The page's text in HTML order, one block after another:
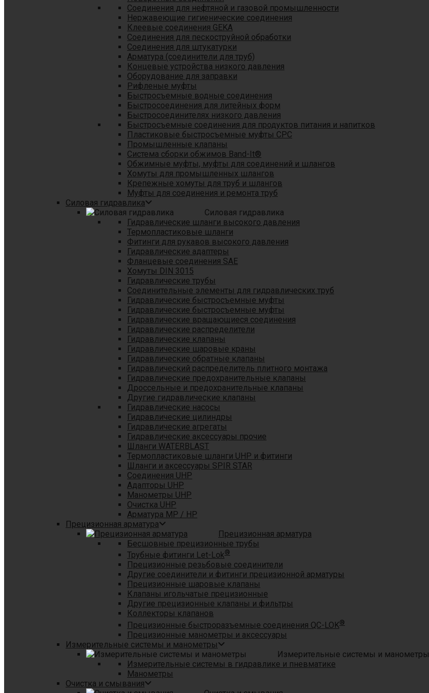
Соединения для нефтяной и газовой промышленности
Нержавеющие гигиенические соединения
Клеевые соединения GEKA
Соединения для пескоструйной обработки
Cоединения для штукатурки
Арматура (соединители для труб)
Концевые устройства низкого давления
Оборудование для заправки
Рифленые муфты
Быстросъемные водные соединения
Быстросоединения для литейных форм
Быстросоединителях низкого давления
Быстросъемные соединения для продуктов питания и напитков
Пластиковые быстросъемные муфты CPC
Промышленные клапаны
Система сборки обжимов Band-It®
Обжимные муфты, муфты для соединений и шлангов
Хомуты для промышленных шлангов
Крепежные хомуты для труб и шлангов
Муфты для соединения и ремонта труб
Силовая гидравлика
Силовая гидравлика
Гидравлические шланги высокого давления
Термопластиковые шланги
Фитинги для рукавов высокого давления
Гидравлические адаптеры
Фланцевые соединения SAE
Хомуты DIN 3015
Гидравлические трубы
Соединительные элементы для гидравлических труб
Гидравлические быстросъемные муфты
Гидравлические быстросъемные муфты
Гидравлические вращающиеся соединения
Гидравлические распределители
Гидравлические клапаны
Гидравлические шаровые краны
Гидравлические обратные клапаны
Гидравлический распределитель плитного монтажа
Гидравлические предохранительные клапаны
Дроссельные и предохранительные клапаны
Другие гидравлические клапаны
Гидравлические насосы
Гидравлические цилиндры
Гидравлические агрегаты
Гидравлические аксессуары прочие
Шланги WATERBLAST
Термопластиковые шланги UHP и фитинги
Шланги и аксессуары SPIR STAR
Соединения UHP
Адапторы UHP
Манометры UHP
Очистка UHP
Арматура MP / HP
Прецизионная арматура
Прецизионная арматура
Бесшовные прецизионные трубы
Трубные фитинги Let-Lok®
Прецизионные резьбовые соединители
Другие соединители и фитинги прецизионной арматуры
Прецизионные шаровые клапаны
Клапаны игольчатые прецизионные
Другие прецизионные клапаны и фильтры
Коллекторы клапанов
Прецизионные быстроразъемные соединения QC-LOK®
Прецизионные манометры и аксессуары
Измерительные системы и манометры
Измерительные системы и манометры
Измерительные системы в гидравлике и пневматике
Манометры
Очистка и смывания